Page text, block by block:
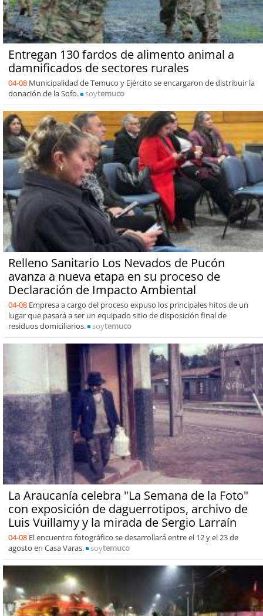
Entregan 130 fardos de alimento animal a
damnificados de sectores rurales
04-08 Municipalidad de Temuco y Ejército se encargaron de distribuir la
donación de la Sofo.
soytemuco
Relleno Sanitario Los Nevados de Pucón
avanza a nueva etapa en su proceso de
Declaración de Impacto Ambiental
04-08 Empresa a cargo del proceso expuso los principales hitos de un
lugar que pasará a ser un equipado sitio de disposición final de
residuos domiciliarios.
soytemuco
La Araucanía celebra "La Semana de la Foto"
con exposición de daguerrotipos, archivo de
Luis Vuillamy y la mirada de Sergio Larraín
04-08 El encuentro fotográfico se desarrollará entre el 12 y el 23 de
agosto en Casa Varas.
soytemuco